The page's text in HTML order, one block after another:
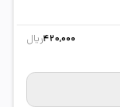
420,000ریال